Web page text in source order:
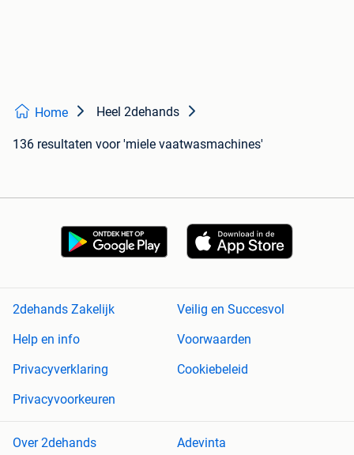
Home Heel 2dehands
136 resultaten voor 'miele vaatwasmachines'
2dehands Zakelijk
Veilig en Succesvol
Help en info
Voorwaarden
Privacyverklaring
Cookiebeleid
Privacyvoorkeuren
Over 2dehands Adevinta